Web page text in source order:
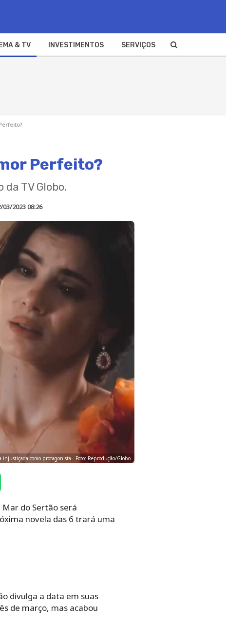
& TV INVESTIMENTOS SERVIÇOS
Perfeito?
TV Globo.
03/2023 08:26
injustiçada como protagonista - Foto: Reprodução/Globo
do Sertão será
novela das 6 trará uma
divulga a data em suas
de março, mas acabou